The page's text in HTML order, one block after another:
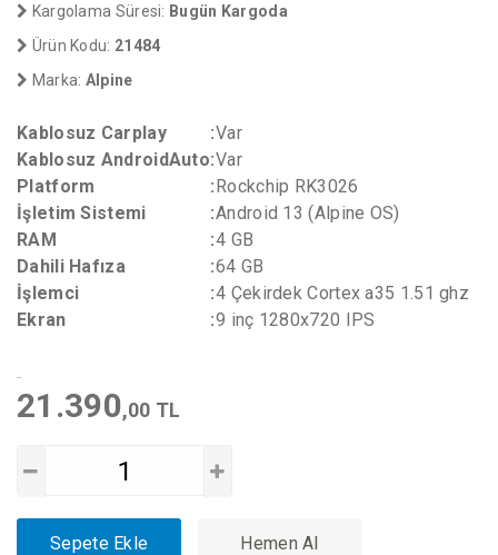
Kargolama Süresi: Bugün Kargoda
Ürün Kodu: 21484
Marka: Alpine
Kablosuz Carplay :Var
Kablosuz AndroidAuto:Var
Platform
:Rockchip RK3026
İşletim Sistemi
:Android 13 (Alpine OS)
RAM
:4 GB
Dahili Hafıza
:64 GB
İşlemci
:4 Çekirdek Cortex a35 1.51 ghz
Ekran
:9 inç 1280x720 IPS
21.390,00 TL
Sepete Ekle Hemen Al